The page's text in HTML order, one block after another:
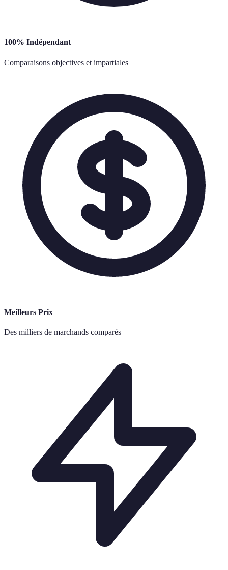
100% Indépendant
Comparaisons objectives et impartiales
Meilleurs Prix
Des milliers de marchands comparés